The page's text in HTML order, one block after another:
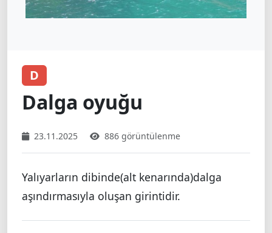
D
Dalga oyuğu
23.11.2025 886 görüntülenme
Yalıyarların dibinde(alt kenarında)dalga
aşındırmasıyla oluşan girintidir.